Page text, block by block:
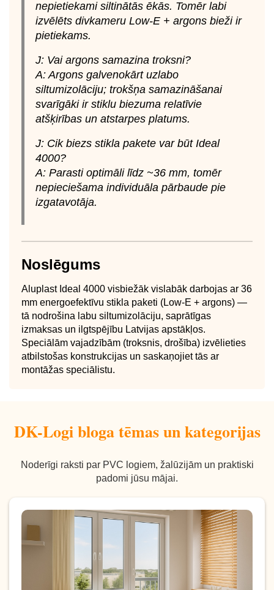
nepietiekami siltinātās ēkās. Tomēr labi
izvēlēts divkameru Low‑E + argons bieži ir
pietiekams.
J: Vai argons samazina troksni?
A: Argons galvenokārt uzlabo
siltumizolāciju; trokšņa samazināšanai
svarīgāki ir stiklu biezuma relatīvie
atšķirības un atstarpes platums.
J: Cik biezs stikla pakete var būt Ideal
4000?
A: Parasti optimāli līdz ~36 mm, tomēr
nepieciešama individuāla pārbaude pie
izgatavotāja.
Noslēgums
Aluplast Ideal 4000 visbiežāk vislabāk darbojas ar 36
mm energoefektīvu stikla paketi (Low‑E + argons) —
tā nodrošina labu siltumizolāciju, saprātīgas
izmaksas un ilgtspējību Latvijas apstākļos.
Speciālām vajadzībām (troksnis, drošība) izvēlieties
atbilstošas konstrukcijas un saskaņojiet tās ar
montāžas speciālistu.
DK-Logi bloga tēmas un kategorijas
Noderīgi raksti par PVC logiem, žalūzijām un praktiski
padomi jūsu mājai.